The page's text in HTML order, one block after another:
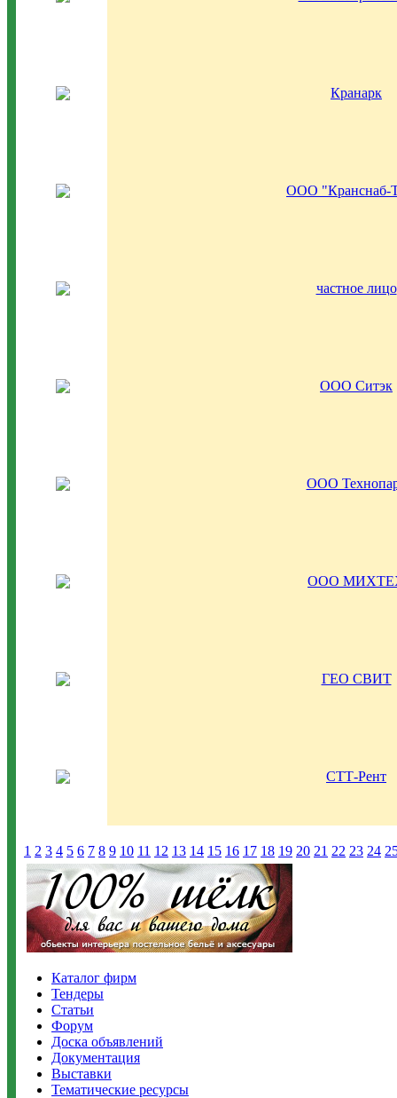
Кранарк
ООО
частное лицо
ООО Ситэк
ООО
ООО
ГЕО СВИТ
СТТ-Рент
1 2 3 4 5 6 7 8 9 10 11 12 13 14 15 16 17 18 19 20 21 22 23 24
Каталог фирм
Тендеры
Статьи
Форум
Доска объявлений
Документация
Выставки
Тематические ресурсы